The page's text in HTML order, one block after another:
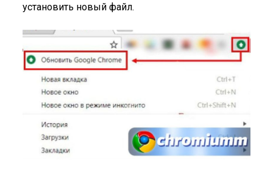
установить новый файл.